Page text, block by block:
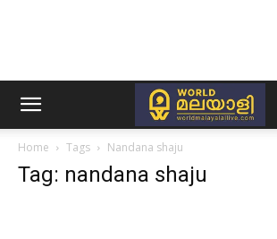
Home Tags Nandana shaju
Tag: nandana shaju